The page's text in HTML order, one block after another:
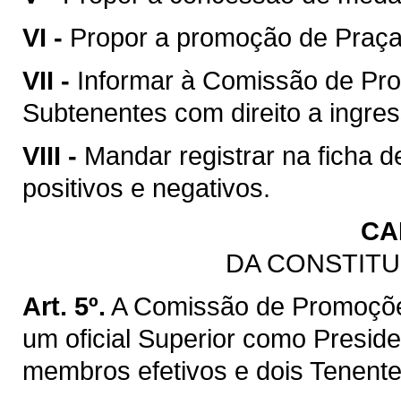
VI - Propor a promoção de
VII - Informar à Comissão de
Subtenentes com direito a
VIII - Mandar registrar na ficha
positivos e negativos.
DA
Art. 5º. A Comissão de
um oficial Superior como
membros efetivos e dois